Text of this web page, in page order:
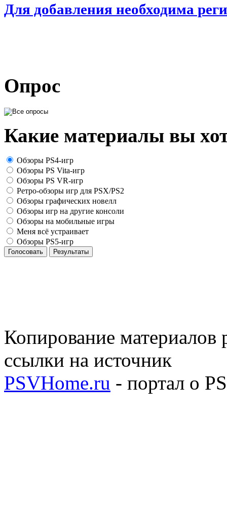
Для добавления необходима
Опрос
Какие материалы вы
Обзоры PS4-игр
Обзоры PS Vita-игр
Обзоры PS VR-игр
Ретро-обзоры игр для PSX/PS2
Обзоры графических новелл
Обзоры игр на другие консоли
Обзоры на мобильные игры
Меня всё устраивает
Обзоры PS5-игр
Голосовать Результаты
Копирование материалов
ссылки на источник
PSVHome.ru - портал о